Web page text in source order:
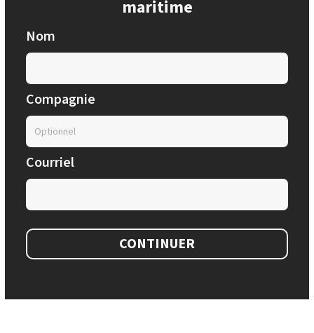
maritime
Nom
Compagnie
Courriel
CONTINUER